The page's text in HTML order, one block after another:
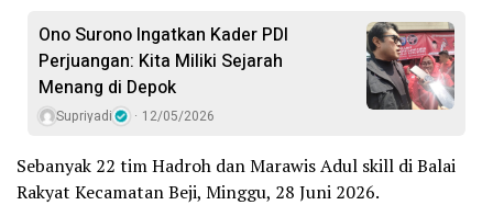
Ono Surono Ingatkan Kader PDI
Perjuangan: Kita Miliki Sejarah
Menang di Depok
Supriyadi 12/05/2026
Sebanyak 22 tim Hadroh dan Marawis Adul skill di Balai
Rakyat Kecamatan Beji, Minggu, 28 Juni 2026.